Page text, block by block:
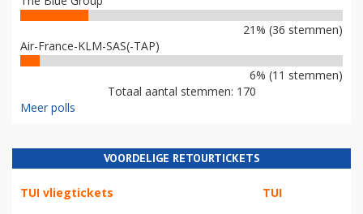
21% (36 stemmen)
Air-France-KLM-SAS(-TAP)
6% (11 stemmen)
Totaal aantal stemmen: 170
Meer polls
VOORDELIGE RETOURTICKETS
TUI vliegtickets TUI